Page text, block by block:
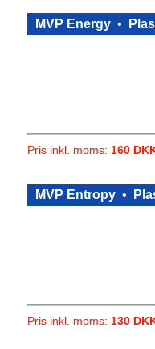
MVP Energy •
Pris inkl. moms: 160
MVP Entropy •
Pris inkl. moms: 130